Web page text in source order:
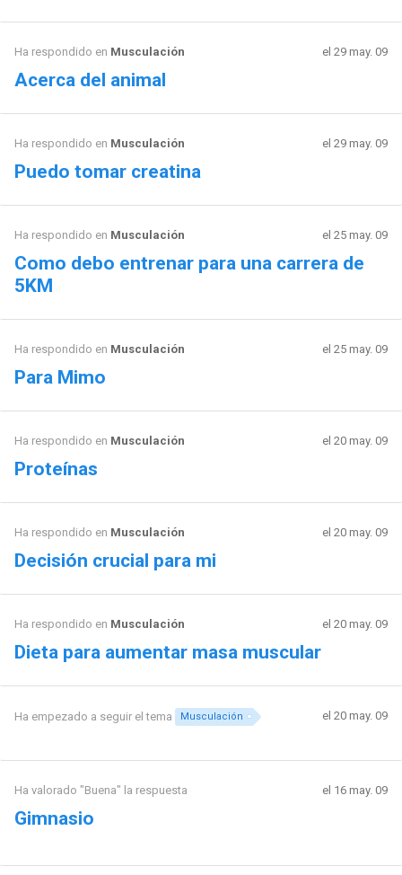
Ha respondido en Musculación el 29 may. 09
Acerca del animal
Ha respondido en Musculación el 29 may. 09
Puedo tomar creatina
Ha respondido en Musculación el 25 may. 09
Como debo entrenar para una carrera de
5KM
Ha respondido en Musculación el 25 may. 09
Para Mimo
Ha respondido en Musculación el 20 may. 09
Proteínas
Ha respondido en Musculación el 20 may. 09
Decisión crucial para mi
Ha respondido en Musculación el 20 may. 09
Dieta para aumentar masa muscular
Ha empezado a seguir el tema Musculación el 20 may. 09
Ha valorado "Buena" la respuesta el 16 may. 09
Gimnasio